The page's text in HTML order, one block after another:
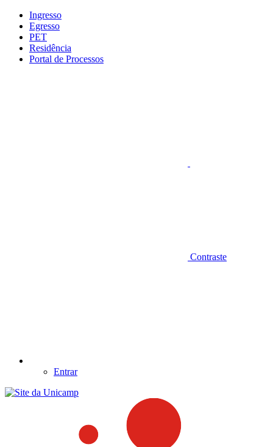
Conteúdo principal
Ingresso
Egresso
PET
Residência
Portal de Processos
Contraste
Entrar